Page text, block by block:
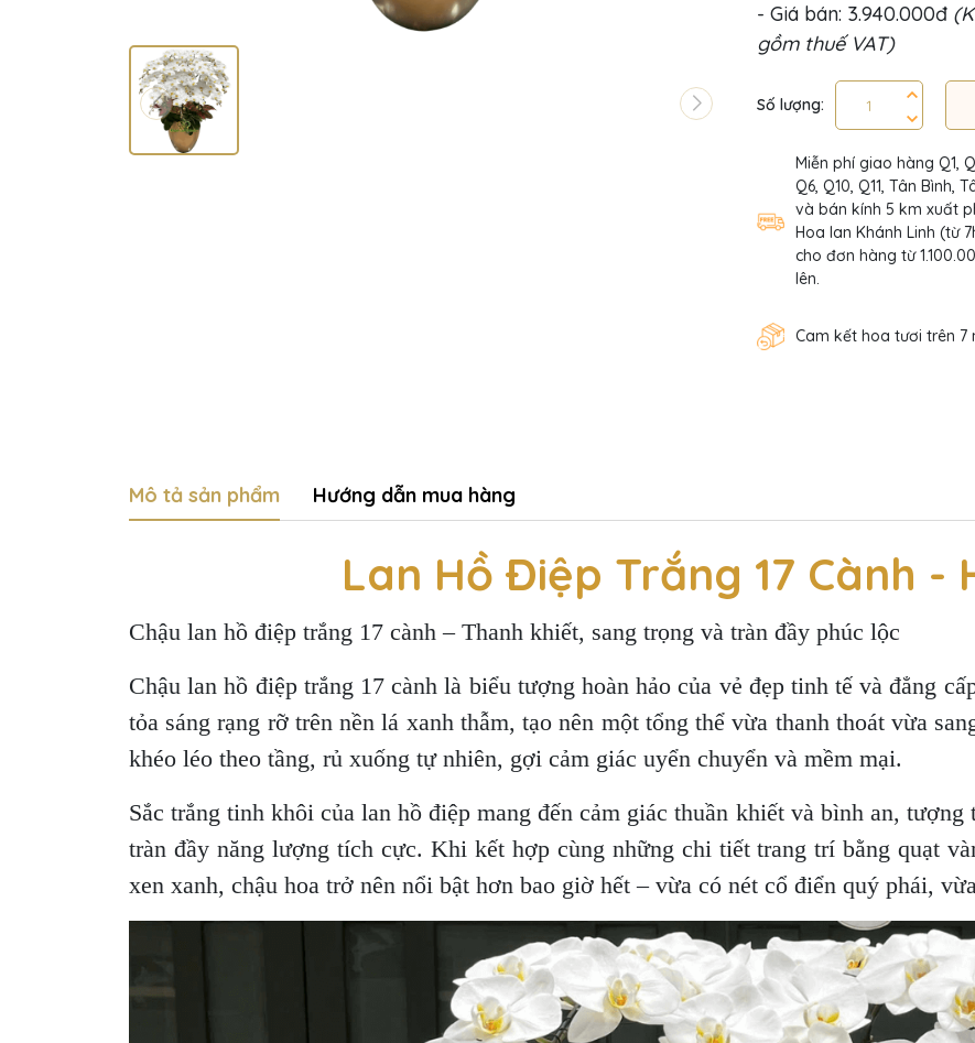
- Giá bán: 3.940.000đ
gồm thuế VAT)
Số lượng:
Miễn phí giao hàng Q1,
Q6, Q10, Q11, Tân Bình,
và bán kính 5 km xuất
Hoa lan Khánh Linh (từ
cho đơn hàng từ
lên.
Cam kết hoa tươi trên 7
Mô tả sản phẩm Hướng dẫn mua hàng
Lan Hồ Điệp Trắng 17 Cành -
Chậu lan hồ điệp trắng 17 cành – Thanh khiết, sang trọng và tràn đầy phúc lộc
Chậu lan hồ điệp trắng 17 cành là biểu tượng hoàn hảo của vẻ đẹp tinh tế và đẳng
tỏa sáng rạng rỡ trên nền lá xanh thẫm, tạo nên một tổng thể vừa thanh thoát vừa
khéo léo theo tầng, rủ xuống tự nhiên, gợi cảm giác uyển chuyển và mềm mại.
Sắc trắng tinh khôi của lan hồ điệp mang đến cảm giác thuần khiết và bình an,
tràn đầy năng lượng tích cực. Khi kết hợp cùng những chi tiết trang trí bằng quạt
xen xanh, chậu hoa trở nên nổi bật hơn bao giờ hết – vừa có nét cổ điển quý phái,